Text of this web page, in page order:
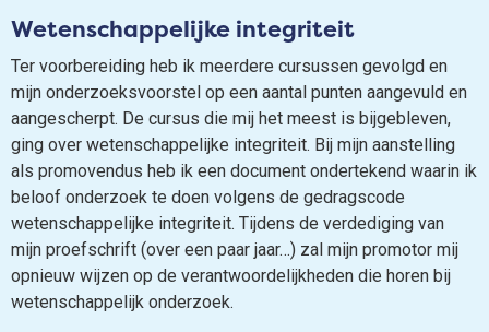
Wetenschappelijke integriteit
Ter voorbereiding heb ik meerdere cursussen gevolgd en
mijn onderzoeksvoorstel op een aantal punten aangevuld en
aangescherpt. De cursus die mij het meest is bijgebleven,
ging over wetenschappelijke integriteit. Bij mijn aanstelling
als promovendus heb ik een document ondertekend waarin ik
beloof onderzoek te doen volgens de gedragscode
wetenschappelijke integriteit. Tijdens de verdediging van
mijn proefschrift (over een paar jaar…) zal mijn promotor mij
opnieuw wijzen op de verantwoordelijkheden die horen bij
wetenschappelijk onderzoek.